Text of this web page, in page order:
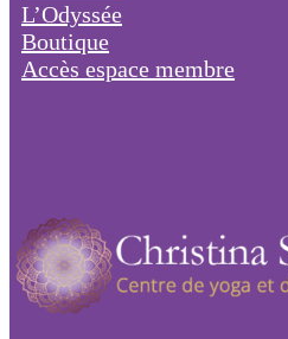
L’Odyssée
Boutique
Accès espace membre